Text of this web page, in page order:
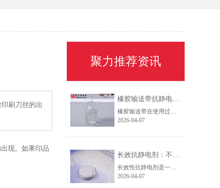
刷刀丝的出
现。 如果印品
聚力推荐资讯
橡胶输送带抗静电剂：高效解决静电积聚难题
橡胶输送带在使用过程中易因摩擦产生静电，不仅影响生产效率，还可能引发安全风险。针对这一问题，专业的橡胶输送带抗静电剂可提供高效解决方案。该助剂适用于防静电鞋底、胶辊、输送带、轮胎等多种橡胶制品，具有出色的通用性。
2026-04-07
长效抗静电剂：不依赖湿度的稳定防静电解决方案
长效性抗静电剂是一种通过特殊导电机理实现持久抗静电效果的功能助剂。与传统的吸湿性抗静电剂不同，它并非依赖表面吸水形成导电层，而是依靠在制品内部构建三维导电网格结构。这种网格能在材料内部形成电荷传递通路，从而迅速耗散静电，实现高效、稳定的抗静电性能。
2026-04-07